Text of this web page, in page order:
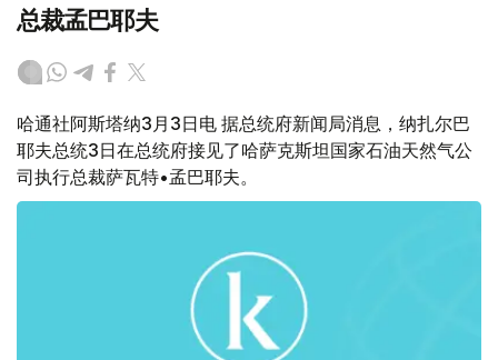
总裁孟巴耶夫
哈通社阿斯塔纳3月3日电 据总统府新闻局消息，纳扎尔巴
耶夫总统3日在总统府接见了哈萨克斯坦国家石油天然气公
司执行总裁萨瓦特•孟巴耶夫。